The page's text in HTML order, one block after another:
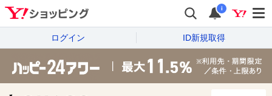
i
ログイン ID新規取得